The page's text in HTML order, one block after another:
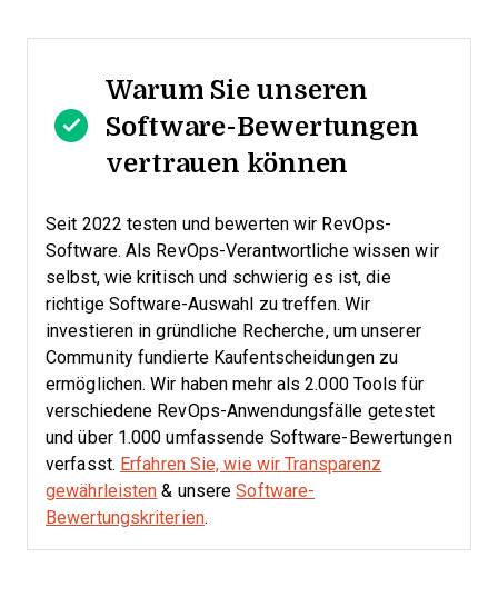
Warum Sie unseren
Software-Bewertungen
vertrauen können
Seit 2022 testen und bewerten wir RevOps-
Software. Als RevOps-Verantwortliche wissen wir
selbst, wie kritisch und schwierig es ist, die
richtige Software-Auswahl zu treffen. Wir
investieren in gründliche Recherche, um unserer
Community fundierte Kaufentscheidungen zu
ermöglichen. Wir haben mehr als 2.000 Tools für
verschiedene RevOps-Anwendungsfälle getestet
und über 1.000 umfassende Software-Bewertungen
verfasst. Erfahren Sie, wie wir Transparenz
gewährleisten & unsereSoftware-
Bewertungskriterien.